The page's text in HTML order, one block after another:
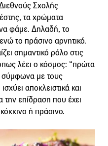
Σχολής
τα χρώματα
να φάμε. Δηλαδή, το
το πράσινο αρνητικό.
σημαντικό ρόλο στις
λέει ο κόσμος: “πρώτα
σύμφωνα με τους
αποκλειστικά και
την επίδραση που έχει
ή πράσινο.